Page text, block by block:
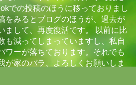
での投稿のほうに移っておりまし
をみるとブログのほうが、過去が
まして、再度復活です。 以前に比
も減ってしまっていますし、私自
ワーが落ちております。それでも
が家のバラ、よろしくお願いしま